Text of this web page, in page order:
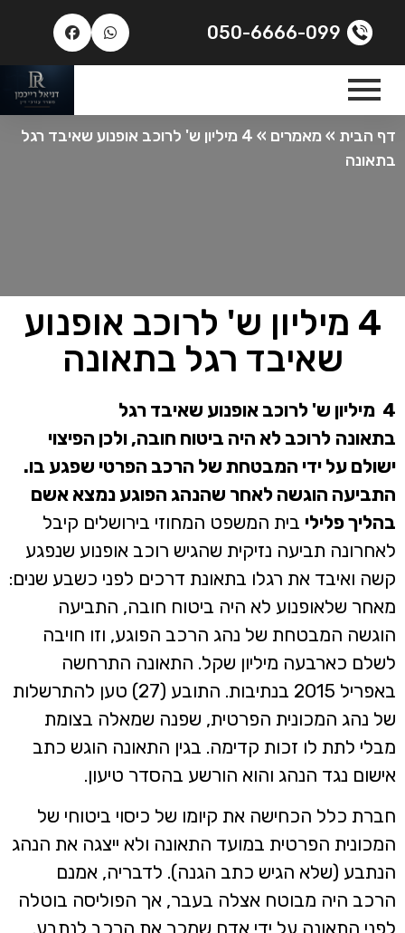
050-6666-099
דף הבית » מאמרים »
4 מיליון ש' לרוכב אופנוע שאיבד רגל
בתאונה
4 מיליון ש' לרוכב אופנוע
שאיבד רגל בתאונה
4 מיליון ש' לרוכב אופנוע שאיבד רגל
בתאונה לרוכב לא היה ביטוח חובה, ולכן הפיצוי
ישולם על ידי המבטחת של הרכב הפרטי שפגע בו.
התביעה הוגשה לאחר שהנהג הפוגע נמצא אשם
בהליך פלילי בית המשפט המחוזי בירושלים קיבל
לאחרונה תביעה נזיקית שהגיש רוכב אופנוע שנפגע
קשה ואיבד את רגלו בתאונת דרכים לפני כשבע שנים:
מאחר שלאופנוע לא היה ביטוח חובה, התביעה
הוגשה המבטחת של נהג הרכב הפוגע, וזו חויבה
לשלם כארבעה מיליון שקל. התאונה התרחשה
באפריל 2015 בנתיבות. התובע (27) טען להתרשלות
של נהג המכונית הפרטית, שפנה שמאלה בצומת
מבלי לתת לו זכות קדימה. בגין התאונה הוגש כתב
אישום נגד הנהג והוא הורשע בהסדר טיעון.
חברת כלל הכחישה את קיומו של כיסוי ביטוחי של
המכונית הפרטית במועד התאונה ולא ייצגה את הנהג
הנתבע (שלא הגיש כתב הגנה). לדבריה, אמנם
הרכב היה מבוטח אצלה בעבר, אך הפוליסה בוטלה
לפני התאונה על ידי אדם שמכר את הרכב לנתבע.